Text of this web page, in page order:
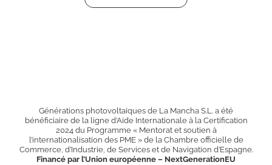
Générations photovoltaïques de La Mancha S.L. a été
bénéficiaire de la ligne d’Aide Internationale à la Certification
2024 du Programme « Mentorat et soutien à
l’internationalisation des PME » de la Chambre officielle de
Commerce, d’Industrie, de Services et de Navigation d’Espagne.
Financé par l’Union européenne – NextGenerationEU